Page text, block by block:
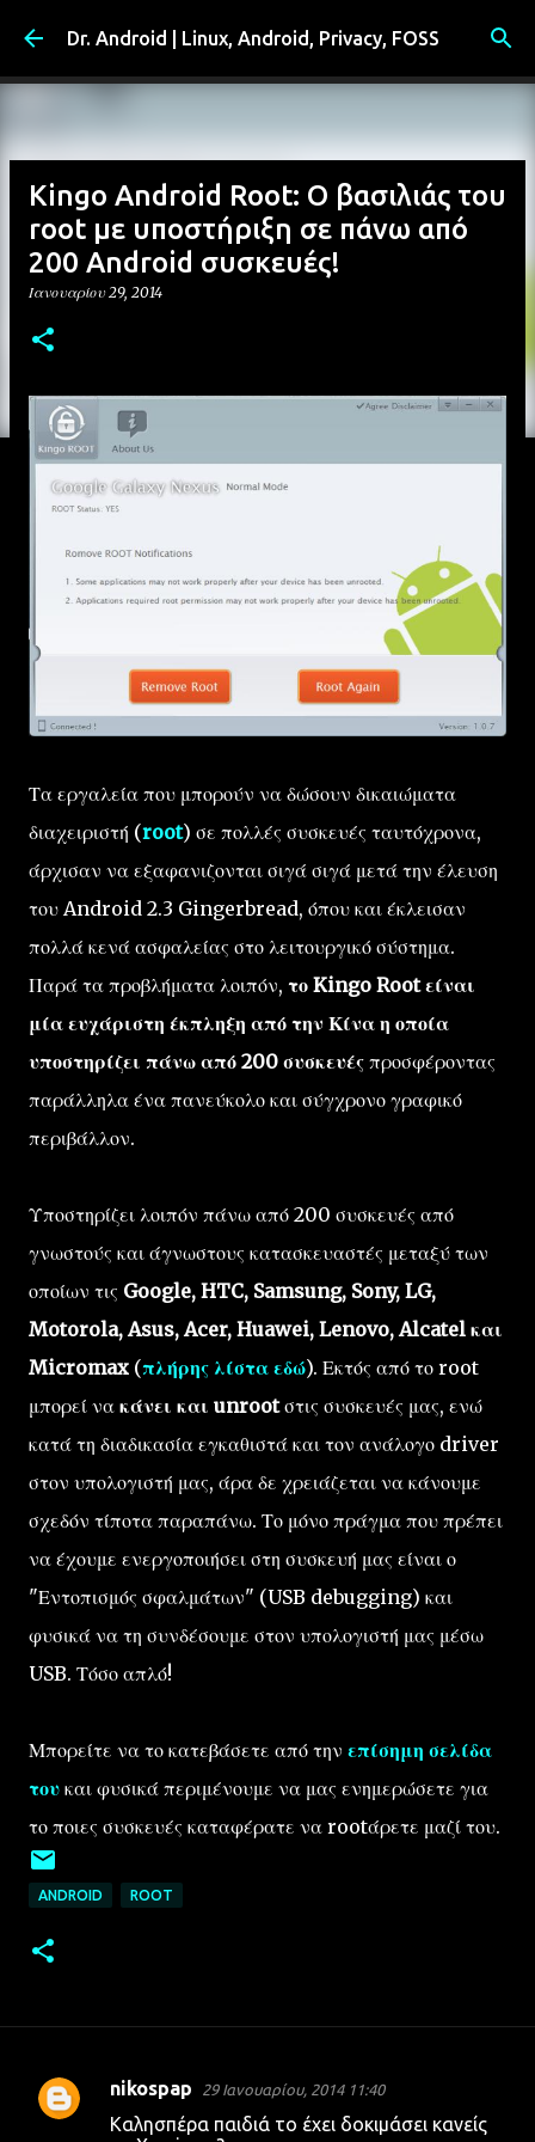
Μετάβαση στο κύριο περιεχόμενο
Dr. Android | Linux, Android, Privacy, FOSS
Kingo Android Root: Ο βασιλιάς του
root με υποστήριξη σε πάνω από
200 Android συσκευές!
Ιανουαρίου 29, 2014
Τα εργαλεία που μπορούν να δώσουν δικαιώματα
διαχειριστή (root) σε πολλές συσκευές ταυτόχρονα,
άρχισαν να εξαφανιζονται σιγά σιγά μετά την έλευση
του Android 2.3 Gingerbread, όπου και έκλεισαν
πολλά κενά ασφαλείας στο λειτουργικό σύστημα.
Παρά τα προβλήματα λοιπόν, το Kingo Root είναι
μία ευχάριστη έκπληξη από την Κίνα η οποία
υποστηρίζει πάνω από 200 συσκευές προσφέροντας
παράλληλα ένα πανεύκολο και σύγχρονο γραφικό
περιβάλλον.
Υποστηρίζει λοιπόν πάνω από 200 συσκευές από
γνωστούς και άγνωστους κατασκευαστές μεταξύ των
οποίων τις Google, HTC, Samsung, Sony, LG,
Motorola, Asus, Acer, Huawei, Lenovo, Alcatel και
Micromax (πλήρης λίστα εδώ). Εκτός από το root
μπορεί να κάνει και unrootστις συσκευές μας, ενώ
κατά τη διαδικασία εγκαθιστά και τον ανάλογο driver
στον υπολογιστή μας, άρα δε χρειάζεται να κάνουμε
σχεδόν τίποτα παραπάνω. Το μόνο πράγμα που πρέπει
να έχουμε ενεργοποιήσει στη συσκευή μας είναι ο
"Εντοπισμός σφαλμάτων" (USB debugging) και
φυσικά να τη συνδέσουμε στον υπολογιστή μας μέσω
USB. Τόσο απλό!
Μπορείτε να το κατεβάσετε από την επίσημη σελίδα
του και φυσικά περιμένουμε να μας ενημερώσετε για
το ποιες συσκευές καταφέρατε να rootάρετε μαζί του.
ANDROID ROOT
Σ
nikospap 29 Ιανουαρίου, 2014 11:40
Καλησπέρα παιδιά το έχει δοκιμάσει κανείς